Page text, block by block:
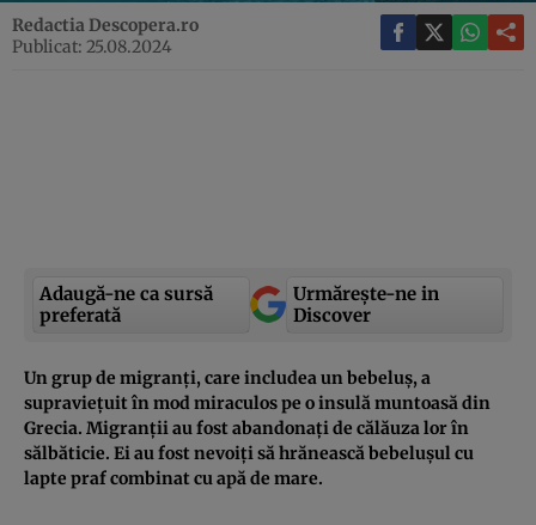
Redactia Descopera.ro
Publicat: 25.08.2024
Adaugă-ne ca sursă
preferată
Urmărește-ne in
Discover
Un grup de migranți, care includea un bebeluș, a
supraviețuit în mod miraculos pe o insulă muntoasă din
Grecia. Migranții au fost abandonați de călăuza lor în
sălbăticie. Ei au fost nevoiți să hrănească bebelușul cu
lapte praf combinat cu apă de mare.